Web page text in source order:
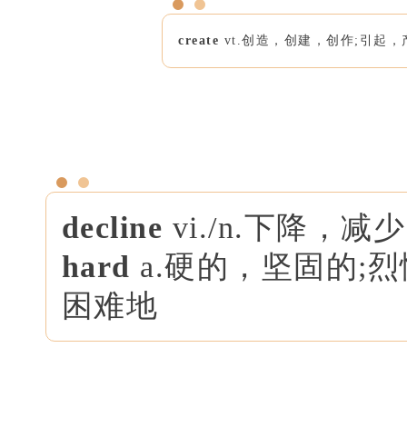
create vt.创造，创建，创作;引起，
decline vi./n.下降，减
hard a.硬的，坚固的;
困难地